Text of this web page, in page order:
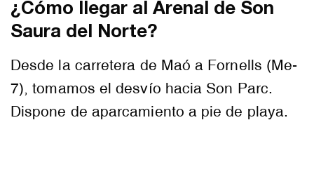
¿Cómo llegar al Arenal de Son
Saura del Norte?
Desde la carretera de Maó a Fornells (Me-
7), tomamos el desvío hacia Son Parc.
Dispone de aparcamiento a pie de playa.